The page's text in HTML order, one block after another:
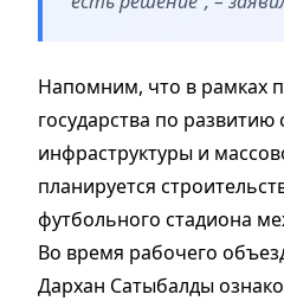
Напомним, что в рамках
государства по развитию
инфраструктуры и
планируется
футбольного стадиона
Во время рабочего
Дархан Сатыбалды